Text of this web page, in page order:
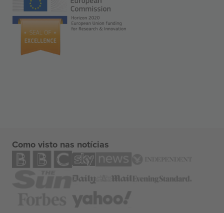
Como visto nas notícias